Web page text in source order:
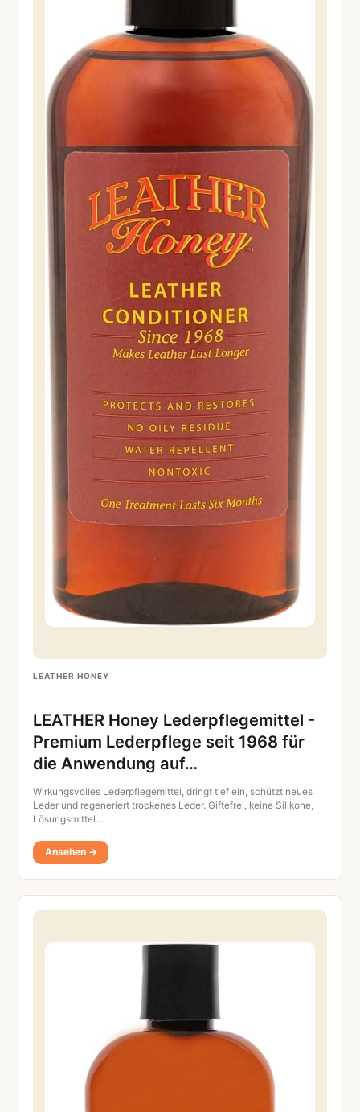
LEATHER HONEY
LEATHER Honey Lederpflegemittel -
Premium Lederpflege seit 1968 für
die Anwendung auf…
Wirkungsvolles Lederpflegemittel, dringt tief ein, schützt neues
Leder und regeneriert trockenes Leder. Giftefrei, keine Silikone,
Lösungsmittel…
Ansehen →